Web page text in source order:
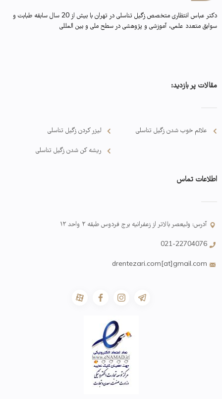
دکتر عباس انتظاری متخصص زگیل تناسلی در تهران با بیش از 20 سال سابقه طبابت و
سوابق متعدد علمی، آموزشی و پژوهشی در سطح ملی و بین المللی
مقالات پر بازدید:
علائم خوب شدن زگیل تناسلی لیزر کردن زگیل تناسلی
ریشه کن شدن زگیل تناسلی
اطلاعات تماس
آدرس: ولیعصر بالاتر از زعفرانیه برج فردوس طبقه ۲ واحد ۱۲
021-22704076
drentezari.com[at]gmail.com